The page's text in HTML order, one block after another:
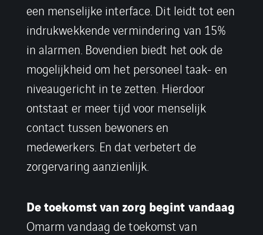
een menselijke interface. Dit leidt tot een
indrukwekkende vermindering van 15%
in alarmen. Bovendien biedt het ook de
mogelijkheid om het personeel taak- en
niveaugericht in te zetten. Hierdoor
ontstaat er meer tijd voor menselijk
contact tussen bewoners en
medewerkers. En dat verbetert de
zorgervaring aanzienlijk.
De toekomst van zorg begint vandaag
Omarm vandaag de toekomst van